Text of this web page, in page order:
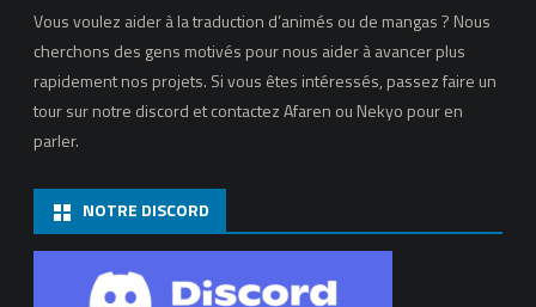
Vous voulez aider à la traduction d’animés ou de mangas ? Nous
cherchons des gens motivés pour nous aider à avancer plus
rapidement nos projets. Si vous êtes intéressés, passez faire un
tour sur notre discord et contactez Afaren ou Nekyo pour en
parler.
NOTRE DISCORD